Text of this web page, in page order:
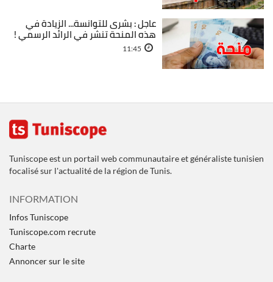
عاجل : بشرى للتوانسة... الزيادة في
هذه المنحة تنشر في الرائد الرسمي !
11:45
Tuniscope est un portail web communautaire et généraliste tunisien
focalisé sur l'actualité de la région de Tunis.
INFORMATION
Infos Tuniscope
Tuniscope.com recrute
Charte
Annoncer sur le site